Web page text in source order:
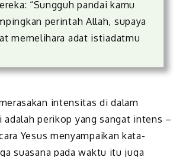
“Sungguh pandai kamu
perintah Allah, supaya
memelihara adat istiadatmu
intensitas di dalam
adalah perikop yang sangat intens –
Yesus menyampaikankata-
suasana pada waktu itu juga